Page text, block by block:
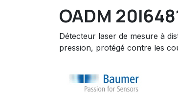
OADM
Détecteur laser de mesure à
pression, protégé contre les